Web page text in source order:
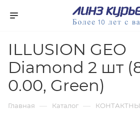
ILLUSION GEO
Diamond 2 шт
0.00, Green)
Главная — Каталог —